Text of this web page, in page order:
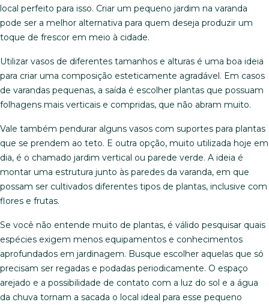
local perfeito para isso. Criar um pequeno jardim na varanda
pode ser a melhor alternativa para quem deseja produzir um
toque de frescor em meio à cidade.
Utilizar vasos de diferentes tamanhos e alturas é uma boa ideia
para criar uma composição esteticamente agradável. Em casos
de varandas pequenas, a saída é escolher plantas que possuam
folhagens mais verticais e compridas, que não abram muito.
Vale também pendurar alguns vasos com suportes para plantas
que se prendem ao teto. E outra opção, muito utilizada hoje em
dia, é o chamado jardim vertical ou parede verde. A ideia é
montar uma estrutura junto às paredes da varanda, em que
possam ser cultivados diferentes tipos de plantas, inclusive com
flores e frutas.
Se você não entende muito de plantas, é válido pesquisar quais
espécies exigem menos equipamentos e conhecimentos
aprofundados em jardinagem. Busque escolher aquelas que só
precisam ser regadas e podadas periodicamente. O espaço
arejado e a possibilidade de contato com a luz do sol e a água
da chuva tornam a sacada o local ideal para esse pequeno